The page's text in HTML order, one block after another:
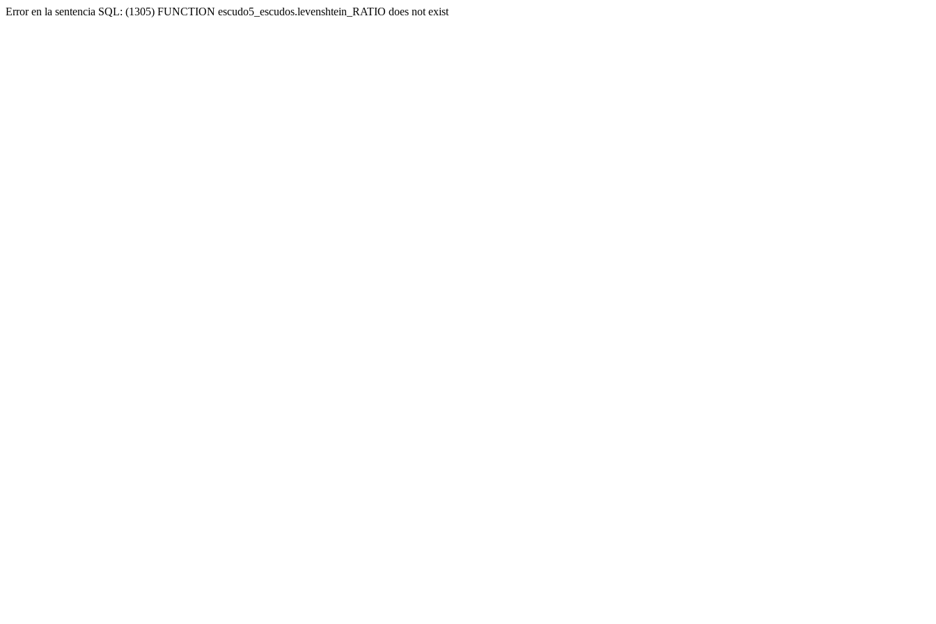
Error en la sentencia SQL: (1305) FUNCTION escudo5_escudos.levenshtein_RATIO does not exist